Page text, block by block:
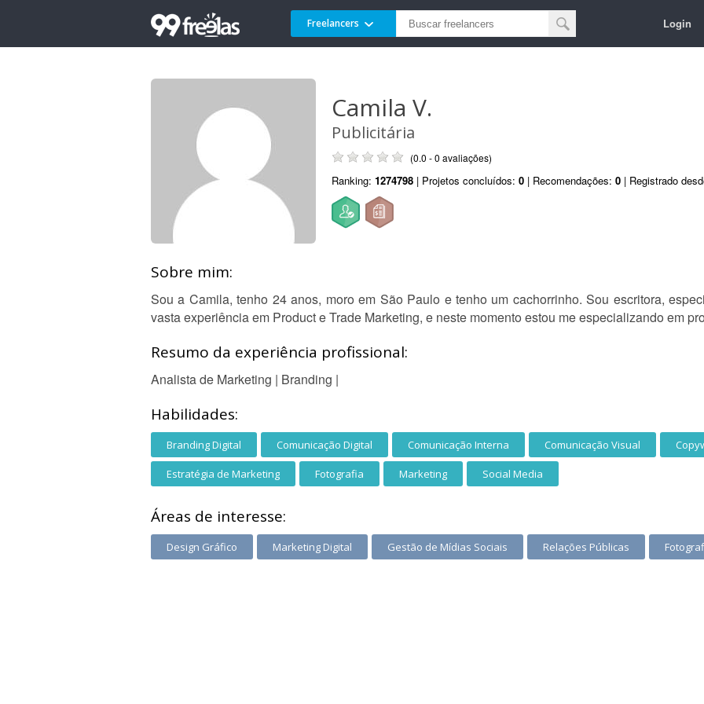
Freelancers Login
Camila V.
Publicitária
(0.0 - 0 avaliações)
Ranking: 1274798 | Projetos concluídos: 0 | Recomendações: 0 | Registrado
Sobre mim:
Sou a Camila, tenho 24 anos, moro em São Paulo e tenho um cachorrinho. Sou escritora,
vasta experiência em Product e Trade Marketing, e neste momento estou me especializando em
Resumo da experiência profissional:
Analista de Marketing | Branding |
Habilidades:
Branding Digital Comunicação Digital Comunicação Interna Comunicação Visual
Estratégia de Marketing Fotografia Marketing Social Media
Áreas de interesse:
Design Gráfico Marketing Digital Gestão de Mídias Sociais Relações Públicas